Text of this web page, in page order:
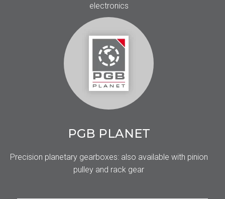
electronics
PGB PLANET
Precision planetary gearboxes: also available with pinion
pulley and rack gear